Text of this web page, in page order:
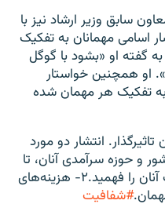
سابق وزیر ارشاد نیز با
اسامی مهمانان به تفکیک
گفته او «بشود با گوگل
. او همچنین خواستار
تفکیک هر مهمان شده
تاثیرگذار. انتشار دو مورد
و حوزه سرآمدی آنان، تا
بشود با گوگل کردن، میزان اهمیت آنان را فهمید.٢- هزینه‌های
#شفافیت